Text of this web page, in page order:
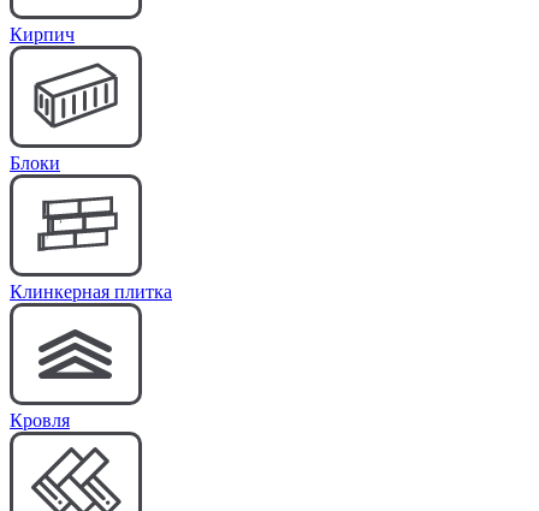
Кирпич
Блоки
Клинкерная плитка
Кровля